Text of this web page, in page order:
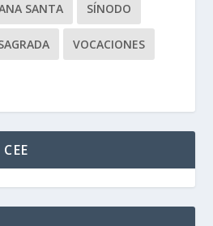
SANTA SÍNODO
VOCACIONES